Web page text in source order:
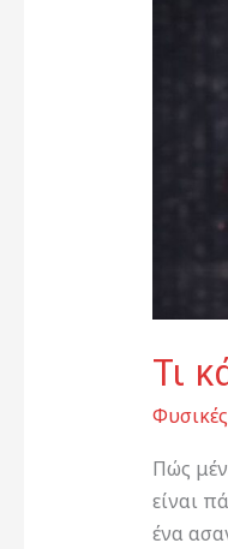
Τι
Πώς
είναι
ένα